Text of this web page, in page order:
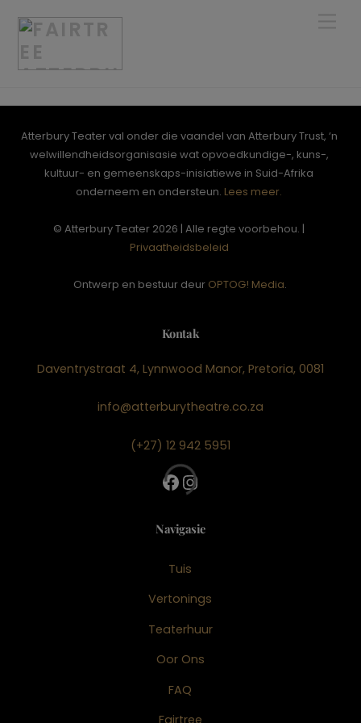
Atterbury Teater val onder die vaandel van Atterbury Trust, ‘n
welwillendheidsorganisasie wat opvoedkundige-, kuns-,
kultuur- en gemeenskaps-inisiatiewe in Suid-Afrika
onderneem en ondersteun. Lees meer.
© Atterbury Teater 2026 | Alle regte voorbehou. |
Privaatheidsbeleid
Ontwerp en bestuur deur OPTOG! Media.
Kontak
Daventrystraat 4, Lynnwood Manor, Pretoria, 0081
info@atterburytheatre.co.za
(+27) 12 942 5951
Facebook
Instagram
Navigasie
Tuis
Vertonings
Teaterhuur
Oor Ons
FAQ